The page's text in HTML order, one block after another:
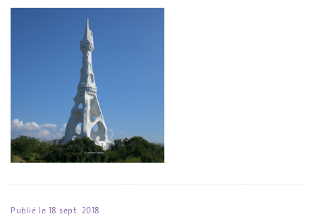
Publié le 18 sept. 2018